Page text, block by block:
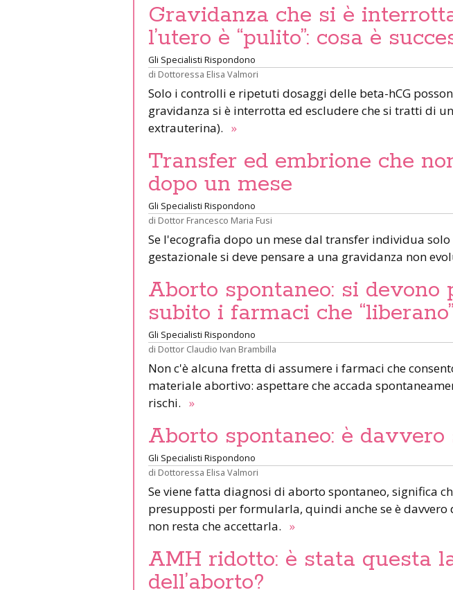
Gravidanza che si è
l’utero è “pulito”: cosa è
Gli Specialisti Rispondono
di Dottoressa Elisa Valmori
Solo i controlli e ripetuti dosaggi delle beta-hCG
gravidanza si è interrotta ed escludere che si tratti di
extrauterina). »
Transfer ed embrione che
dopo un mese
Gli Specialisti Rispondono
di Dottor Francesco Maria Fusi
Se l'ecografia dopo un mese dal transfer individua
gestazionale si deve pensare a una gravidanza non
Aborto spontaneo: si devono
subito i farmaci che
Gli Specialisti Rispondono
di Dottor Claudio Ivan Brambilla
Non c'è alcuna fretta di assumere i farmaci che
materiale abortivo: aspettare che accada
rischi. »
Aborto spontaneo: è davvero
Gli Specialisti Rispondono
di Dottoressa Elisa Valmori
Se viene fatta diagnosi di aborto spontaneo, significa
presupposti per formularla, quindi anche se è
non resta che accettarla. »
AMH ridotto: è stata questa
dell’aborto?